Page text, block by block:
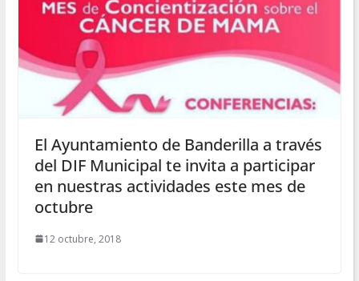
El Ayuntamiento de Banderilla a través
del DIF Municipal te invita a participar
en nuestras actividades este mes de
octubre
12 octubre, 2018